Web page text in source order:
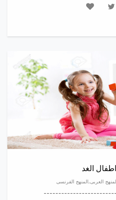
الغد
العربى,المنهج الفرنسى